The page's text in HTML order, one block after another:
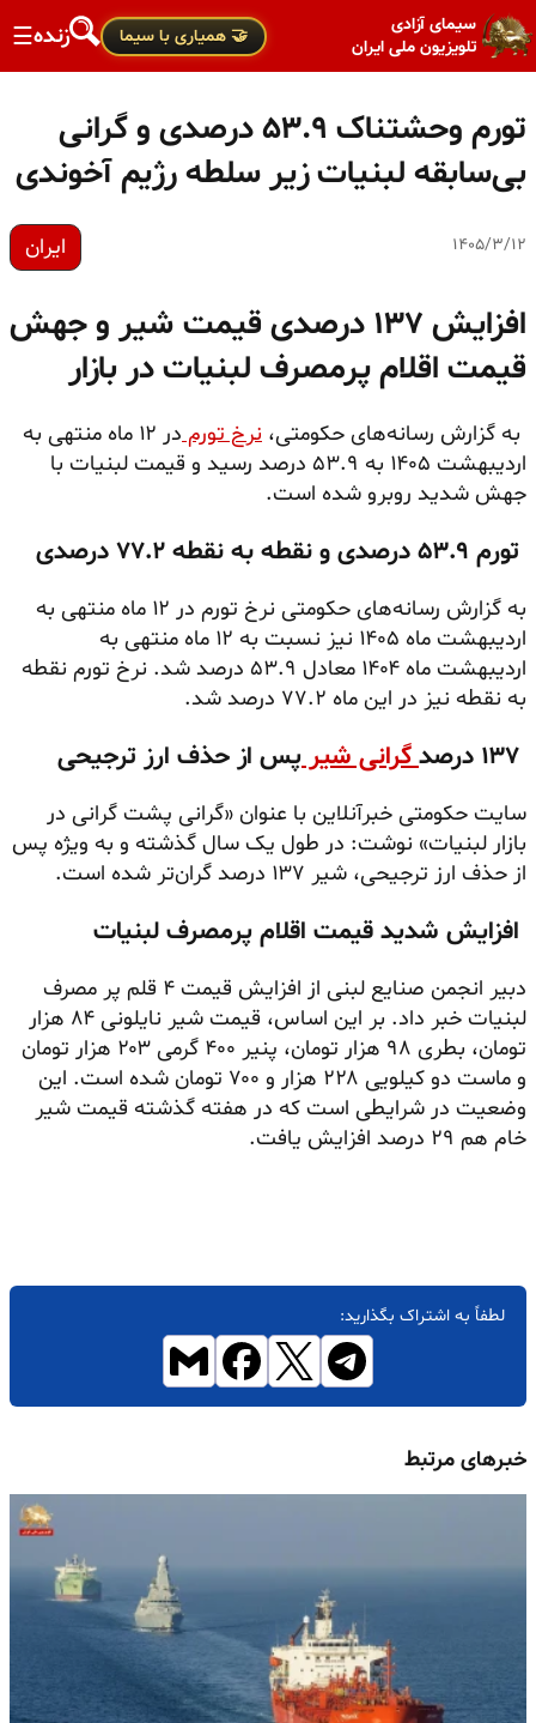
سیمای آزادی
تلویزیون ملی ایران
🤝 همیاری با سیما زنده☰
تورم وحشتناک ۵۳.۹ درصدی و گرانی
بی‌سابقه لبنیات زیر سلطه رژیم آخوندی
۱۴۰۵/۳/۱۲ ایران
افزایش ۱۳۷ درصدی قیمت شیر و جهش
قیمت اقلام پرمصرف لبنیات در بازار
به گزارش رسانه‌های حکومتی، نرخ تورم
در ۱۲ ماه منتهی به
اردیبهشت ۱۴۰۵ به ۵۳.۹ درصد رسید و قیمت لبنیات با
جهش شدید روبرو شده است.
تورم ۵۳.۹ درصدی و نقطه به نقطه ۷۷.۲ درصدی
به گزارش رسانه‌های حکومتی نرخ تورم در ۱۲ ماه منتهی به
اردیبهشت ماه ۱۴۰۵ نیز نسبت به ۱۲ ماه منتهی به
اردیبهشت ماه ۱۴۰۴ معادل ۵۳.۹ درصد شد. نرخ تورم نقطه
به نقطه نیز در این ماه ۷۷.۲ درصد شد.
گرانی شیر پس از حذف ارز ترجیحی
سایت حکومتی خبرآنلاین با عنوان «گرانی پشت گرانی در
بازار لبنیات» نوشت: در طول یک سال گذشته و به ویژه پس
از حذف ارز ترجیحی، شیر ۱۳۷ درصد گران‌تر شده است.
افزایش شدید قیمت اقلام پرمصرف لبنیات
دبیر انجمن صنایع لبنی از افزایش قیمت ۴ قلم پر مصرف
لبنیات خبر داد. بر این اساس، قیمت شیر نایلونی ۸۴ هزار
تومان، بطری ۹۸ هزار تومان، پنیر ۴۰۰ گرمی ۲۰۳ هزار تومان
و ماست دو کیلویی ۲۲۸ هزار و ۷۰۰ تومان شده است. این
وضعیت در شرایطی است که در هفته گذشته قیمت شیر
خام هم ۲۹ درصد افزایش یافت.
لطفاً به اشتراک بگذارید:
خبرهای مرتبط